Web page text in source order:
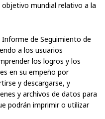
objetivo mundial relativo a la
Informe de Seguimiento de
a los usuarios
los logros y los
en su empeño por
y descargarse, y
y archivos de datos para
podrán imprimir o utilizar